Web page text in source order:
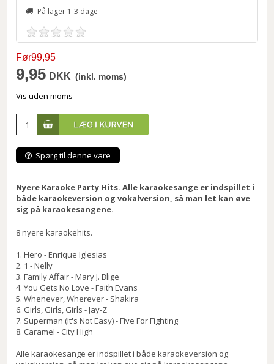
På lager 1-3 dage
Før99,95
9,95 DKK (inkl. moms)
Vis uden moms
Spørg til denne vare
Nyere Karaoke Party Hits. Alle karaokesange er indspillet i
både karaokeversion og vokalversion, så man let kan øve
sig på karaokesangene.
8 nyere karaokehits.
1. Hero - Enrique Iglesias
2. 1 - Nelly
3. Family Affair - Mary J. Blige
4. You Gets No Love - Faith Evans
5. Whenever, Wherever - Shakira
6. Girls, Girls, Girls - Jay-Z
7. Superman (It's Not Easy) - Five For Fighting
8. Caramel - City High
Alle karaokesange er indspillet i både karaokeversion og